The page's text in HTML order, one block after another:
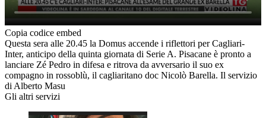
Copia codice embed
Questa sera alle 20.45 la Domus accende i riflettori per Cagliari-
Inter, anticipo della quinta giornata di Serie A. Pisacane è pronto a
lanciare Zé Pedro in difesa e ritrova da avversario il suo ex
compagno in rossoblù, il cagliaritano doc Nicolò Barella. Il servizio
di Alberto Masu
Gli altri servizi